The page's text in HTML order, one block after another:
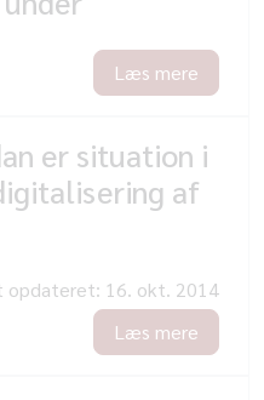
Læs mere
er situation i
af
opdateret: 16. okt. 2014
Læs mere